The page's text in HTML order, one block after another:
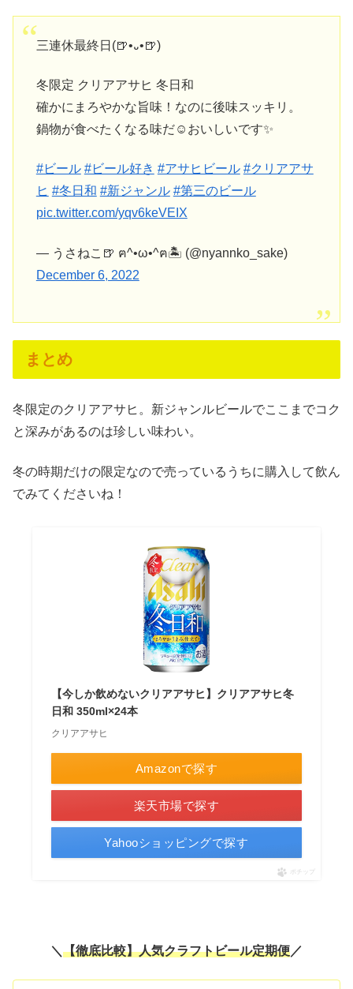
三連休最終日(🍺•᎑•🍺)
冬限定 クリアアサヒ 冬日和
確かにまろやかな旨味！なのに後味スッキリ。
鍋物が食べたくなる味だ☺️おいしいです✨️
#ビール #ビール好き #アサヒビール #クリアアサ
ヒ #冬日和 #新ジャンル #第三のビール
pic.twitter.com/yqv6keVEIX
— うさねこ🍺 ฅ^•ω•^ฅ🏝 (@nyannko_sake)
December 6, 2022
まとめ
冬限定のクリアアサヒ。新ジャンルビールでここまでコク
と深みがあるのは珍しい味わい。
冬の時期だけの限定なので売っているうちに購入して飲ん
でみてくださいね！
【今しか飲めないクリアアサヒ】クリアアサヒ冬
日和 350ml×24本
クリアアサヒ
Amazonで探す
楽天市場で探す
Yahooショッピングで探す
ポチップ
＼ 【徹底比較】人気クラフトビール定期便／